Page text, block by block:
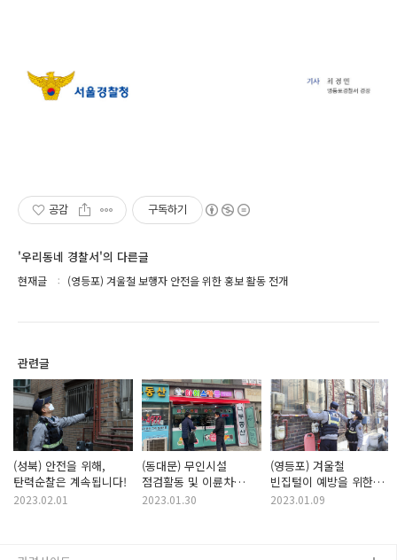
공감 구독하기
'우리동네 경찰서'의 다른글
현재글 (영등포) 겨울철 보행자 안전을 위한 홍보 활동 전개
관련글
(성북) 안전을 위해,
탄력순찰은 계속됩니다!
2023.02.01
(동대문) 무인시설
점검활동 및 이륜차
안전운행 홍보활동
2023.01.30
(영등포) 겨울철
빈집털이 예방을 위한
순찰 실시
2023.01.09